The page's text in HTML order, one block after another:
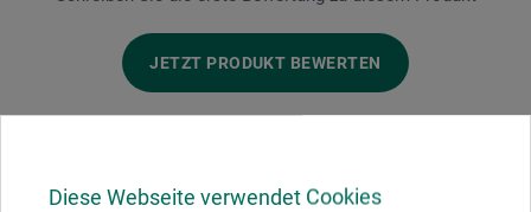
Diese Webseite verwendet Cookies
JETZT PRODUKT BEWERTEN